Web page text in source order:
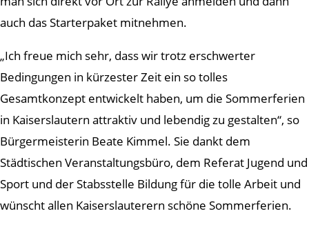
auch das Starterpaket mitnehmen.
„Ich freue mich sehr, dass wir trotz erschwerter
Bedingungen in kürzester Zeit ein so tolles
Gesamtkonzept entwickelt haben, um die Sommerferien
in Kaiserslautern attraktiv und lebendig zu gestalten“, so
Bürgermeisterin Beate Kimmel. Sie dankt dem
Städtischen Veranstaltungsbüro, dem Referat Jugend und
Sport und der Stabsstelle Bildung für die tolle Arbeit und
wünscht allen Kaiserslauterern schöne Sommerferien.